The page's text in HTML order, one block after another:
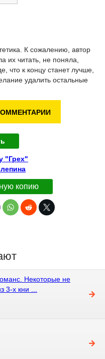
К сожалению, автор
их читать, не поняла,
что к концу станет лучше,
удалить остальные
"Грех"
копию
Некоторые не
3-х кни ...